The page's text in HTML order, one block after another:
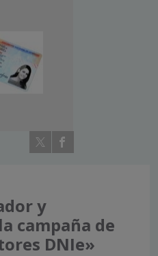
y
campaña de
DNIe»